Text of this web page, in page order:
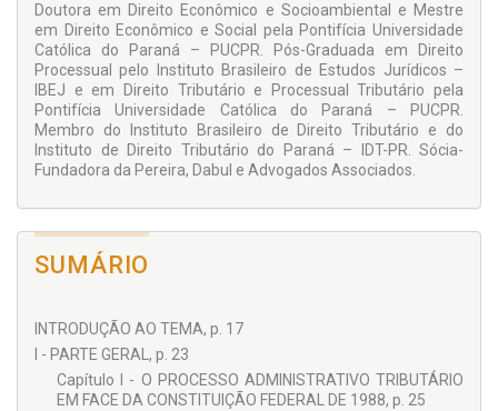
Doutora em Direito Econômico e Socioambiental e Mestre
em Direito Econômico e Social pela Pontifícia Universidade
Católica do Paraná – PUCPR. Pós-Graduada em Direito
Processual pelo Instituto Brasileiro de Estudos Jurídicos –
IBEJ e em Direito Tributário e Processual Tributário pela
Pontifícia Universidade Católica do Paraná – PUCPR.
Membro do Instituto Brasileiro de Direito Tributário e do
Instituto de Direito Tributário do Paraná – IDT-PR. Sócia-
Fundadora da Pereira, Dabul e Advogados Associados.
SUMÁRIO
INTRODUÇÃO AO TEMA, p. 17
I - PARTE GERAL, p. 23
Capítulo I - O PROCESSO ADMINISTRATIVO TRIBUTÁRIO
EM FACE DA CONSTITUIÇÃO FEDERAL DE 1988, p. 25